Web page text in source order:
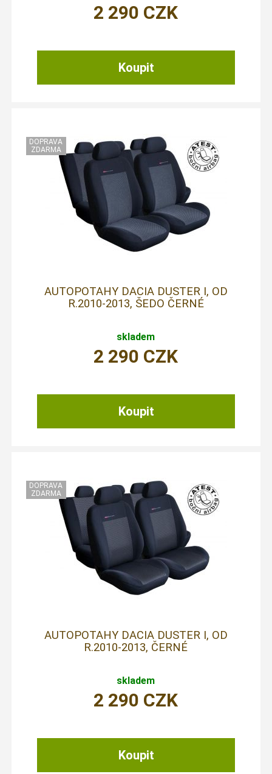
2 290 CZK
AUTOPOTAHY DACIA DUSTER I, OD
R.2010-2013, ŠEDO ČERNÉ
skladem
2 290 CZK
AUTOPOTAHY DACIA DUSTER I, OD
R.2010-2013, ČERNÉ
skladem
2 290 CZK